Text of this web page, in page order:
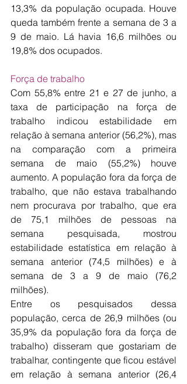
13,3% da população ocupada. Houve
queda também frente a semana de 3 a
9 de maio. Lá havia 16,6 milhões ou
19,8% dos ocupados.
Força de trabalho
Com 55,8% entre 21 e 27 de junho, a
taxa de participação na força de
trabalho indicou estabilidade em
relação à semana anterior (56,2%), mas
na comparação com a primeira
semana de maio (55,2%) houve
aumento. A população fora da força de
trabalho, que não estava trabalhando
nem procurava por trabalho, que era
de 75,1 milhões de pessoas na
semana pesquisada, mostrou
estabilidade estatística em relação à
semana anterior (74,5 milhões) e à
semana de 3 a 9 de maio (76,2
milhões).
Entre os pesquisados dessa
população, cerca de 26,9 milhões (ou
35,9% da população fora da força de
trabalho) disseram que gostariam de
trabalhar, contingente que ficou estável
em relação à semana anterior (26,4